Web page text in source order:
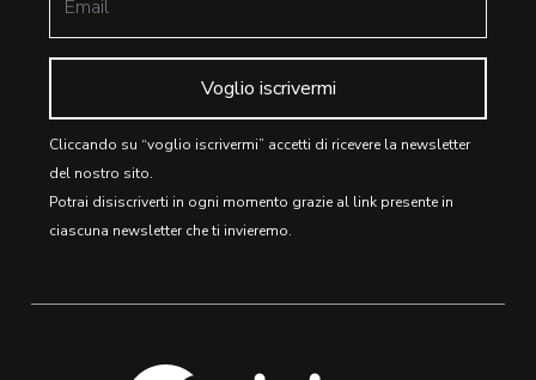
Voglio iscrivermi
Cliccando su “voglio iscrivermi” accetti di ricevere la newsletter
del nostro sito.
Potrai disiscriverti in ogni momento grazie al link presente in
ciascuna newsletter che ti invieremo.